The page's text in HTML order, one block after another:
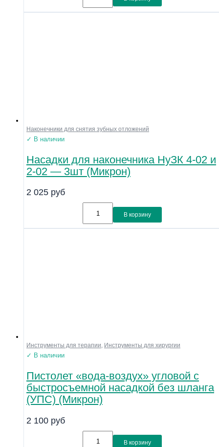
Наконечники для снятия зубных отложений
✓ В наличии
Насадки для наконечника НуЗК 4-02 и
2-02 — 3шт (Микрон)
2 025 руб
В корзину
Инструменты для терапии, Инструменты для хирургии
✓ В наличии
Пистолет «вода-воздух» угловой с
быстросъемной насадкой без шланга
(УПС) (Микрон)
2 100 руб
В корзину